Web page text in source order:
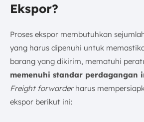
Ekspor?
Proses ekspor membutuhkan
yang harus dipenuhi untuk
barang yang dikirim, mematuhi
memenuhi standar perdagangan
Freight forwarderharus
ekspor berikut ini: